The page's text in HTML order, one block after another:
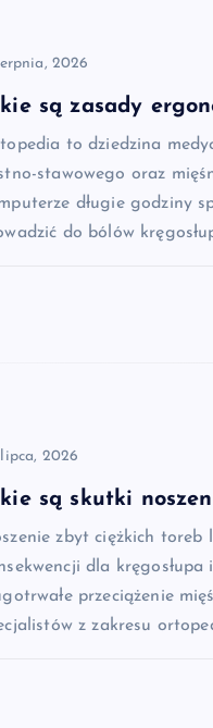
2026
są zasady
to dziedzina
stawowego oraz
długie godziny
do bólów
2026
są skutki
zbyt ciężkich toreb
dla
przeciążenie
z zakresu